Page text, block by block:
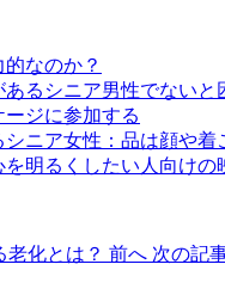
なのか？
るシニア男性でないと
ジに参加する
ニア女性：品は顔や着
明るくしたい人向けの
化とは？ 前へ 次の記